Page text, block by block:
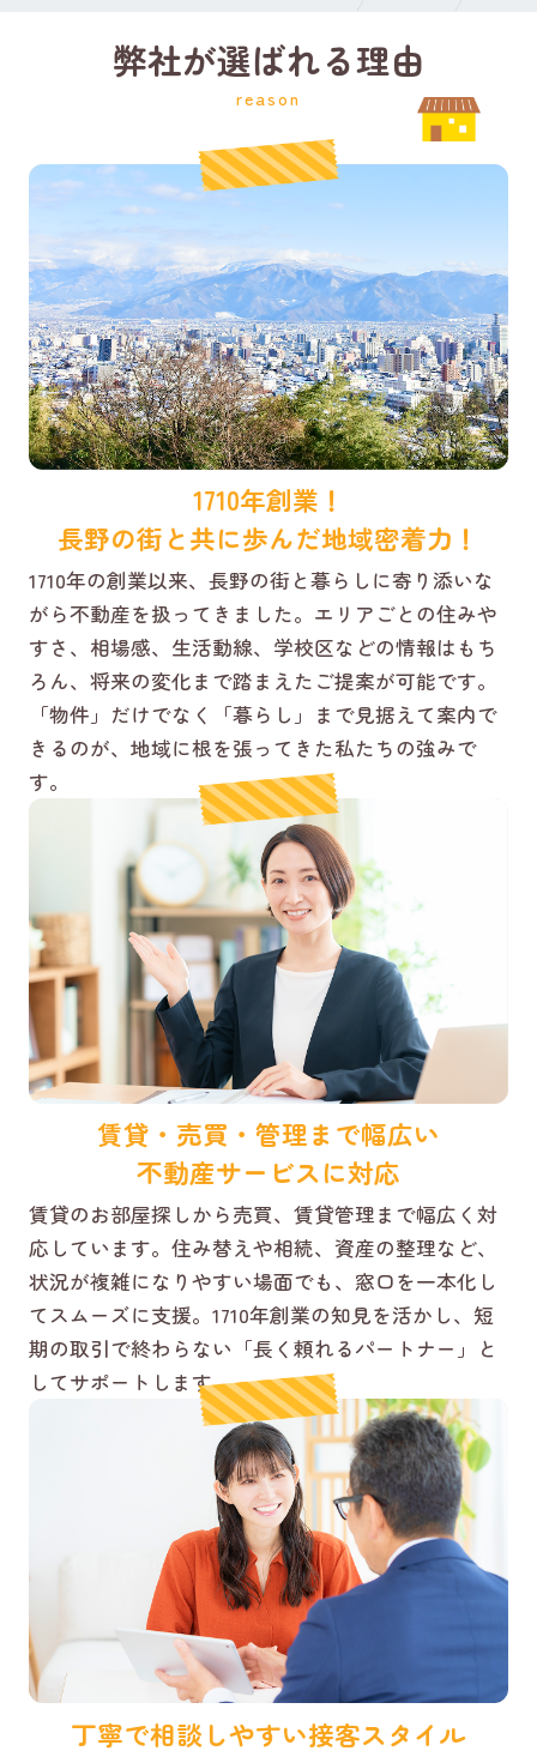
弊社が選ばれる理由
reason
1710年創業！
長野の街と共に歩んだ地域密着力！
1710年の創業以来、長野の街と暮らしに寄り添いな
がら不動産を扱ってきました。エリアごとの住みや
すさ、相場感、生活動線、学校区などの情報はもち
ろん、将来の変化まで踏まえたご提案が可能です。
「物件」だけでなく「暮らし」まで見据えて案内で
きるのが、地域に根を張ってきた私たちの強みで
す。
賃貸・売買・管理まで幅広い
不動産サービスに対応
賃貸のお部屋探しから売買、賃貸管理まで幅広く対
応しています。住み替えや相続、資産の整理など、
状況が複雑になりやすい場面でも、窓口を一本化し
てスムーズに支援。1710年創業の知見を活かし、短
期の取引で終わらない「長く頼れるパートナー」と
してサポートします。
丁寧で相談しやすい接客スタイル